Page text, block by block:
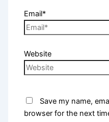
Email*
Website
Save my name,
browser for the next